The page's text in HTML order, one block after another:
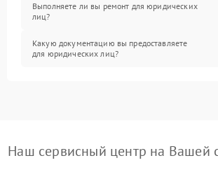
Выполняете ли вы ремонт для юридических
лиц?
Какую документацию вы предоставляете
для юридических лиц?
Наш сервисный центр на Вашей